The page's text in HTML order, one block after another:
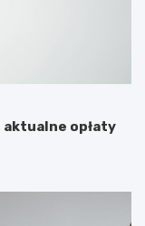
opłaty